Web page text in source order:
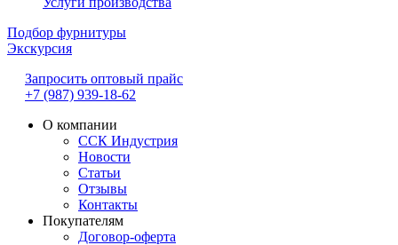
Подбор фурнитуры
Экскурсия
Запросить оптовый прайс
+7 (987) 939-18-62
О компании
ССК Индустрия
Новости
Статьи
Отзывы
Контакты
Покупателям
Договор-оферта